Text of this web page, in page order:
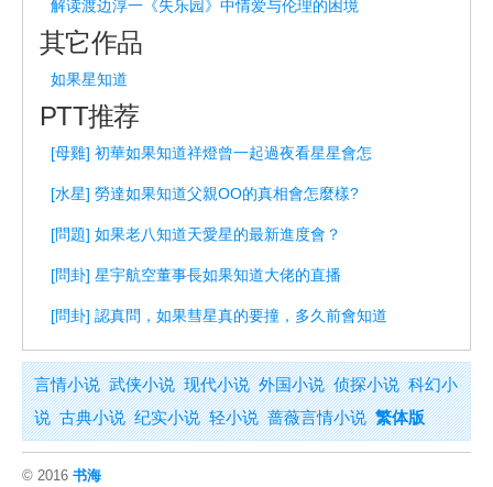
解读渡边淳一《失乐园》中情爱与伦理的困境
其它作品
如果星知道
PTT推荐
[母雞] 初華如果知道祥燈曾一起過夜看星星會怎
[水星] 勞達如果知道父親OO的真相會怎麼樣?
[問題] 如果老八知道天愛星的最新進度會？
[問卦] 星宇航空董事長如果知道大佬的直播
[問卦] 認真問，如果彗星真的要撞，多久前會知道
言情小说 武侠小说 现代小说 外国小说 侦探小说 科幻小
说 古典小说 纪实小说 轻小说 蔷薇言情小说 繁体版
© 2016 书海